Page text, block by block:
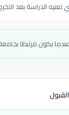
الدراسة بعد
يكون مرتبطا